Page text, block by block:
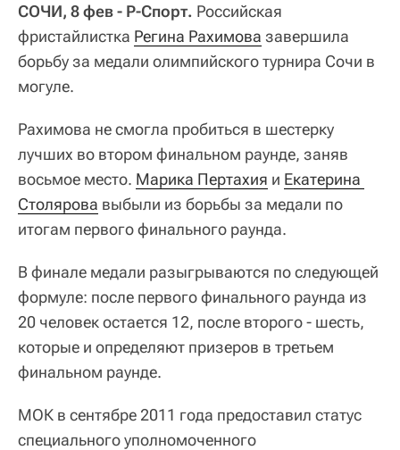
СОЧИ, 8 фев - Р-Спорт. Российская
фристайлистка Регина Рахимова завершила
борьбу за медали олимпийского турнира Сочи в
могуле.
Рахимова не смогла пробиться в шестерку
лучших во втором финальном раунде, заняв
восьмое место. Марика Пертахия и Екатерина
Столярова выбыли из борьбы за медали по
итогам первого финального раунда.
В финале медали разыгрываются по следующей
формуле: после первого финального раунда из
20 человек остается 12, после второго - шесть,
которые и определяют призеров в третьем
финальном раунде.
МОК в сентябре 2011 года предоставил статус
специального уполномоченного